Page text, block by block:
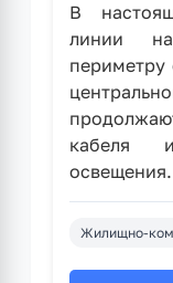
В
линии
периметру
кабеля
освещения.
Жилищно-